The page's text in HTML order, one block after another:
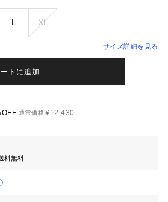
L XL
サイズ詳細を見る
トに追加
通常価格¥12,430
料無料